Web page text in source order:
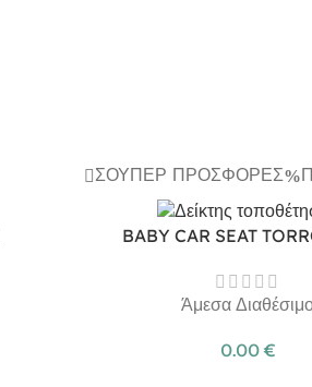
ΣΟΎΠΕΡ ΠΡΟΣΦΟΡΈΣ
BABY CAR SEAT
Άμεσα
0.00 €